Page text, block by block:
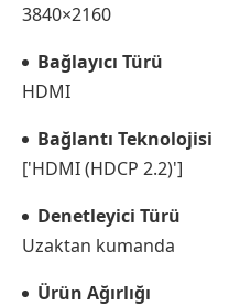
3840×2160
Bağlayıcı Türü
HDMI
Bağlantı Teknolojisi
['HDMI (HDCP 2.2)']
Denetleyici Türü
Uzaktan kumanda
Ürün Ağırlığı